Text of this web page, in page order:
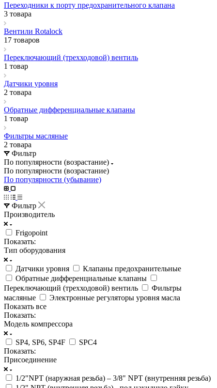
Переходники к порту предохранительного клапана
3 товара
Вентили Rotalock
17 товаров
Переключающий (трехходовой) вентиль
1 товар
Датчики уровня
2 товара
Обратные дифференциальные клапаны
1 товар
Фильтры масляные
2 товара
Фильтр
По популярности (возрастание)
По популярности (возрастание)
По популярности (убывание)
Фильтр
Производитель
Frigopoint
Показать:
Тип оборудования
Датчики уровня
Клапаны предохранительные
Обратные дифференциальные клапаны
Переключающий (трехходовой) вентиль
Фильтры
масляные
Электронные регуляторы уровня масла
Показать все
Показать:
Модель компрессора
SP4, SP6, SP4F
SPC4
Показать:
Присоединение
1/2"NPT (наружная резьба) – 3/8" NPT (внутренняя резьба)